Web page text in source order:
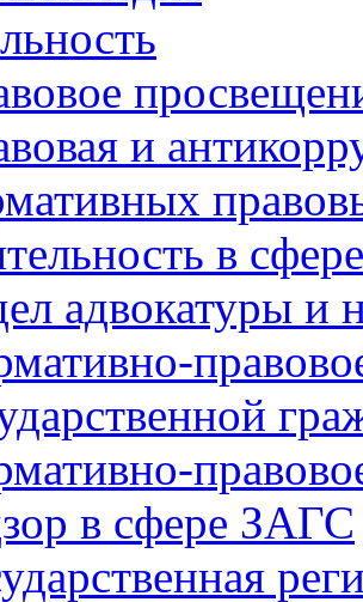
и
в
адвокатуры и
в сфере ЗАГС